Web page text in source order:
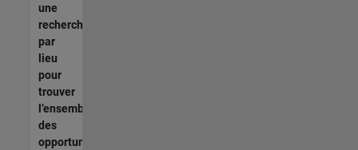
une
recherche
par
lieu
pour
trouver
l’ensemble
des
opportunités